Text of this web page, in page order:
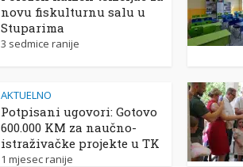
novu fiskulturnu salu u
Stuparima
3 sedmice ranije
AKTUELNO
Potpisani ugovori: Gotovo
600.000 KM za naučno-
istraživačke projekte u TK
1 mjesec ranije